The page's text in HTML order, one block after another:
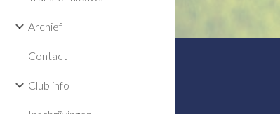
Archief
Contact
Club info